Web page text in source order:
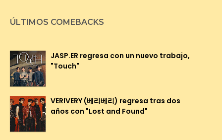
ÚLTIMOS COMEBACKS
JASP.ER regresa con un nuevo trabajo,
"Touch"
VERIVERY (베리베리) regresa tras dos
años con "Lost and Found"